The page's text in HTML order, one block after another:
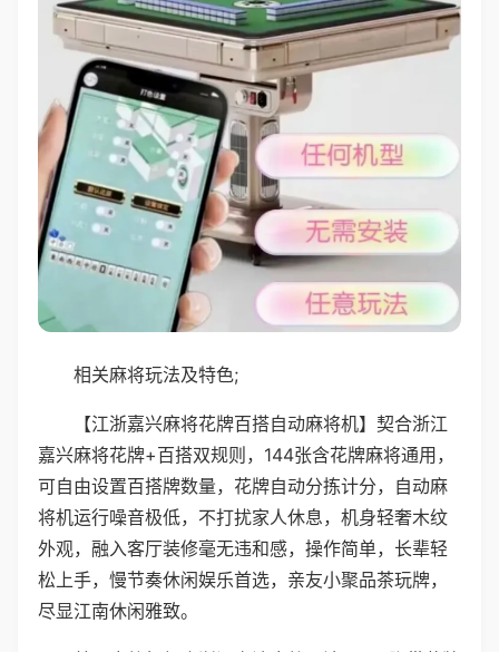
相关麻将玩法及特色;
【江浙嘉兴麻将花牌百搭自动麻将机】契合浙江
嘉兴麻将花牌+百搭双规则，144张含花牌麻将通用，
可自由设置百搭牌数量，花牌自动分拣计分，自动麻
将机运行噪音极低，不打扰家人休息，机身轻奢木纹
外观，融入客厅装修毫无违和感，操作简单，长辈轻
松上手，慢节奏休闲娱乐首选，亲友小聚品茶玩牌，
尽显江南休闲雅致。